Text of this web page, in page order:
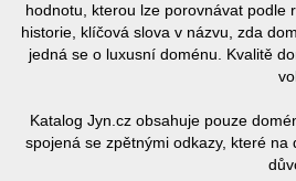
hodnotu, kterou lze porovnávat podle
historie, klíčová slova v názvu, zda
jedná se o luxusní doménu. Kvalitě
Katalog Jyn.cz obsahuje pouze
spojená se zpětnými odkazy, které